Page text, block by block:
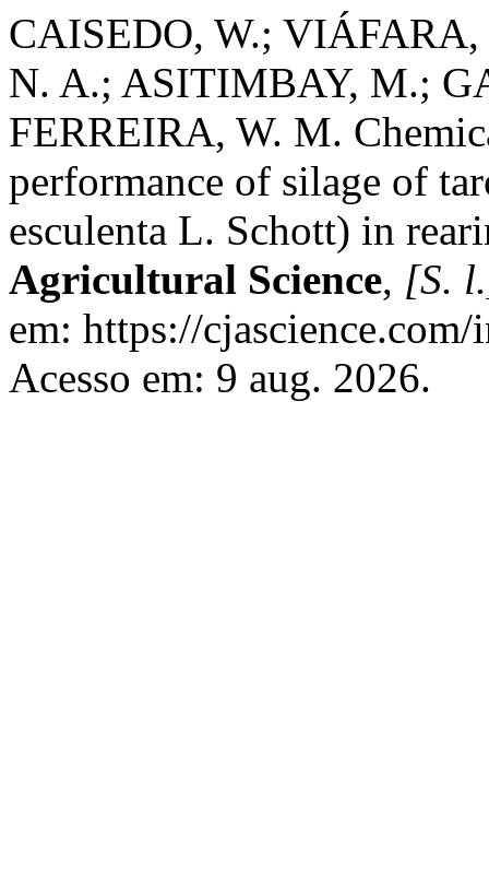
CAISEDO, W.;
N. A.; ASITIMBAY, M.;
FERREIRA, W. M.
performance of silage of
esculenta L. Schott) in
Agricultural Science, [S.
em: https://
Acesso em: 9 aug. 2026.